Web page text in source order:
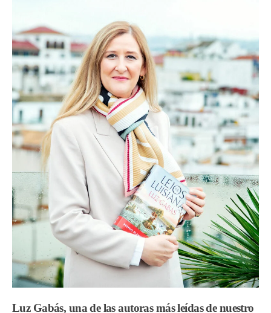
Luz Gabás, una de las autoras más leídas de nuestro